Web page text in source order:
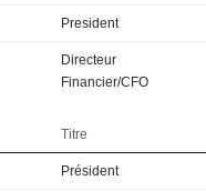
President
Directeur
Financier/CFO
Titre
Président